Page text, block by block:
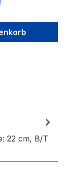
22 cm, B/T